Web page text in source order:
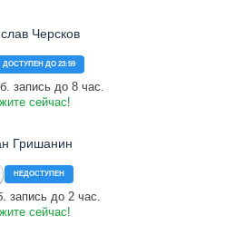
Черсков
ДОСТУПЕН ДО 23:59
запись до 8 час.
сейчас!
Гришанин
НЕДОСТУПЕН
запись до 2 час.
сейчас!